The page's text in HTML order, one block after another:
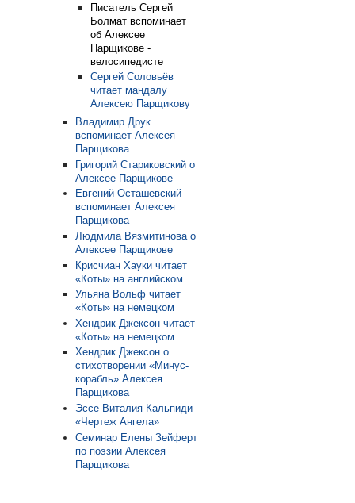
Писатель Сергей
Болмат вспоминает
об Алексее
Парщикове -
велосипедисте
Сергей Соловьёв
читает мандалу
Алексею Парщикову
Владимир Друк
вспоминает Алексея
Парщикова
Григорий Стариковский о
Алексее Парщикове
Евгений Осташевский
вспоминает Алексея
Парщикова
Людмила Вязмитинова о
Алексее Парщикове
Крисчиан Хауки читает
«Коты» на английском
Ульяна Вольф читает
«Коты» на немецком
Хендрик Джексон читает
«Коты» на немецком
Хендрик Джексон о
стихотворении «Минус-
корабль» Алексея
Парщикова
Эссе Виталия Кальпиди
«Чертеж Ангела»
Семинар Елены Зейферт
по поэзии Алексея
Парщикова